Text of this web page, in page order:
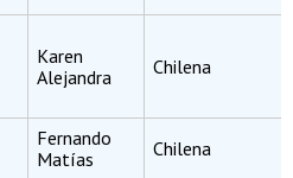
Karen
Alejandra
Chilena
Fernando
Matías
Chilena